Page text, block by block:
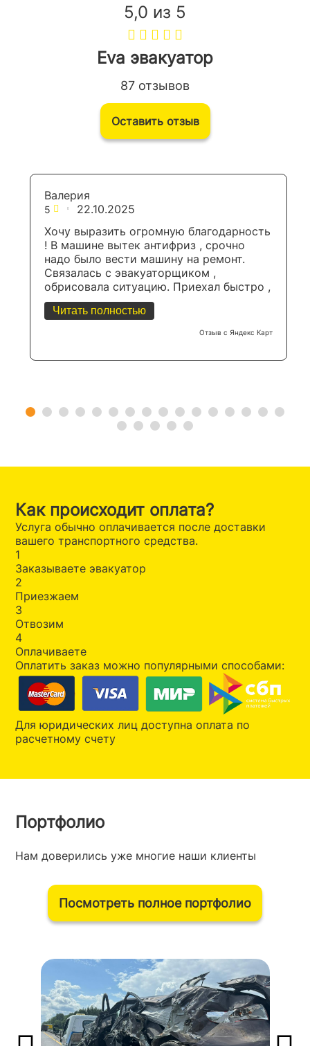
5,0 из 5
Eva эвакуатор
87 отзывов
Оставить отзыв
Дима Б.
5
22.10.2025
Все максимально быстро и удобно !
Позвонил и в течении полу часа уже на
месте ! Рекомендуют!
Отзыв с Яндекс Карт
Как происходит оплата?
Услуга обычно оплачивается после доставки
вашего транспортного средства.
1
Заказываете эвакуатор
2
Приезжаем
3
Отвозим
4
Оплачиваете
Оплатить заказ можно популярными способами:
Для юридических лиц доступна оплата по
расчетному счету
Портфолио
Нам доверились уже многие наши клиенты
Посмотреть полное портфолио